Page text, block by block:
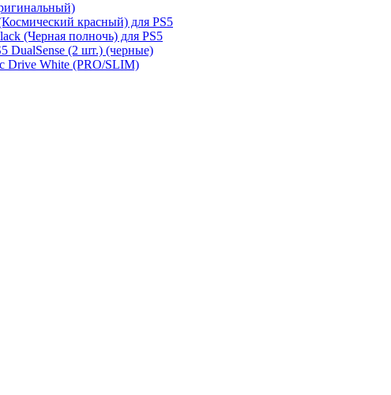
красный) для PS5
(Черная полночь) для PS5
DualSense (2 шт.) (черные)
Drive White (PRO/SLIM)